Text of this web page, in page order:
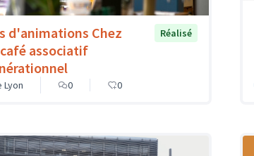
d'animations Chez
associatif
Réalisé
Lyon 0 0